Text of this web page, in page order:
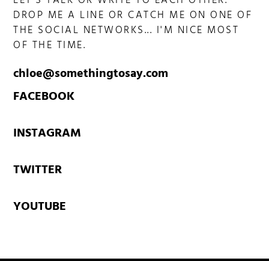
DROP ME A LINE OR CATCH ME ON ONE OF
THE SOCIAL NETWORKS... I'M NICE MOST
OF THE TIME.
chloe@somethingtosay.com
FACEBOOK
INSTAGRAM
TWITTER
YOUTUBE